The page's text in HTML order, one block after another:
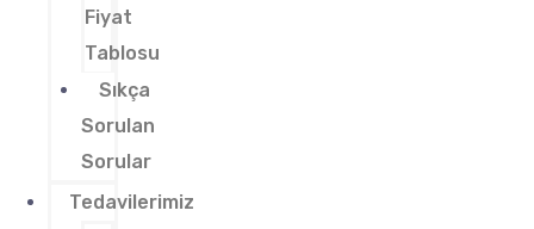
Fiyat
Tablosu
Sıkça
Sorulan
Sorular
Tedavilerimiz